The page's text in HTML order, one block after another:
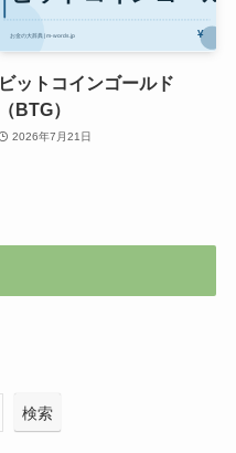
ビットコインゴールド
（BTG）
2026年7月21日
検索